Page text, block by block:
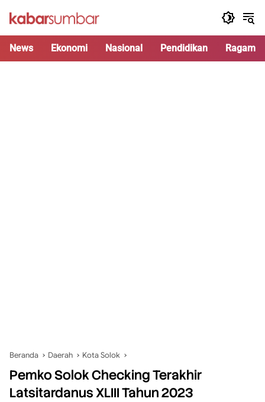
News Ekonomi Nasional Pendidikan Ragam
Beranda Daerah Kota Solok
Pemko Solok Checking Terakhir
Latsitardanus XLIII Tahun 2023